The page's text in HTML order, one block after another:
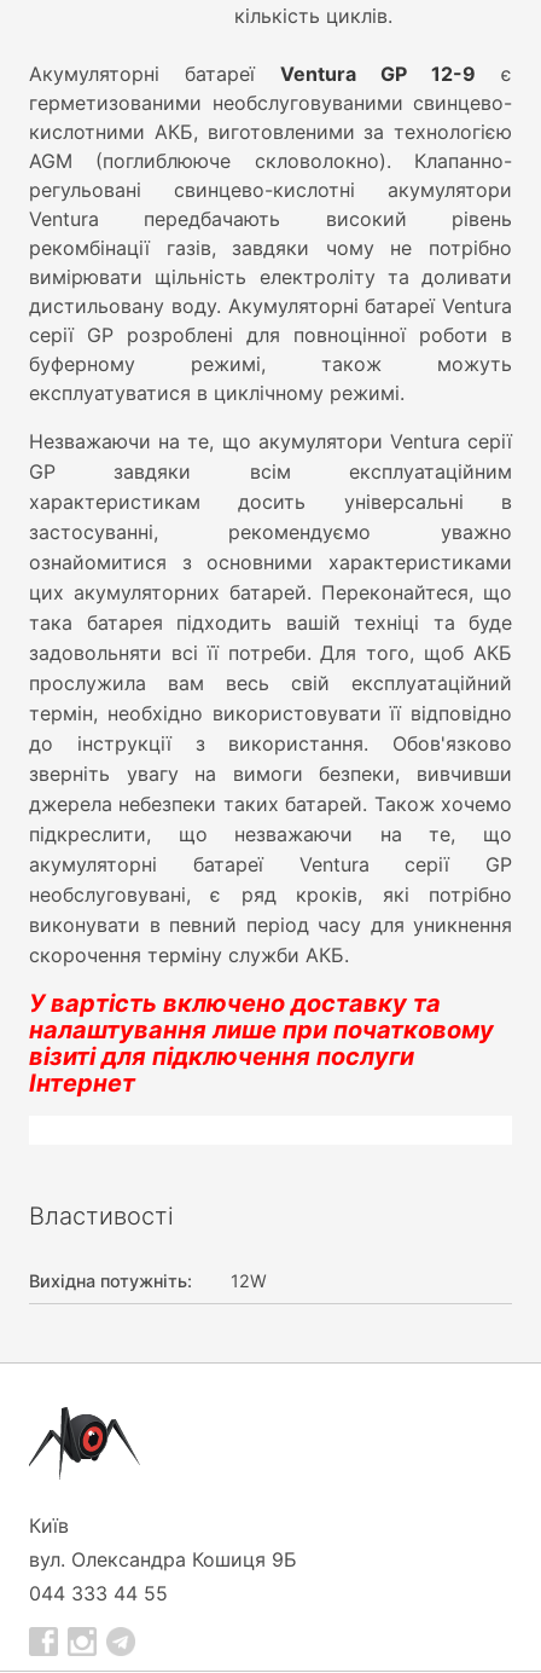
кількість циклів.
Акумуляторні батареї Ventura GP 12-9 є
герметизованими необслуговуваними свинцево-
кислотними АКБ, виготовленими за технологією
AGM (поглиблююче скловолокно). Клапанно-
регульовані свинцево-кислотні акумулятори
Ventura передбачають високий рівень
рекомбінації газів, завдяки чому не потрібно
вимірювати щільність електроліту та доливати
дистильовану воду. Акумуляторні батареї Ventura
серії GP розроблені для повноцінної роботи в
буферному режимі, також можуть
експлуатуватися в циклічному режимі.
Незважаючи на те, що акумулятори Ventura серії
GP завдяки всім експлуатаційним
характеристикам досить універсальні в
застосуванні, рекомендуємо уважно
ознайомитися з основними характеристиками
цих акумуляторних батарей. Переконайтеся, що
така батарея підходить вашій техніці та буде
задовольняти всі її потреби. Для того, щоб АКБ
прослужила вам весь свій експлуатаційний
термін, необхідно використовувати її відповідно
до інструкції з використання. Обов'язково
зверніть увагу на вимоги безпеки, вивчивши
джерела небезпеки таких батарей. Також хочемо
підкреслити, що незважаючи на те, що
акумуляторні батареї Ventura серії GP
необслуговувані, є ряд кроків, які потрібно
виконувати в певний період часу для уникнення
скорочення терміну служби АКБ.
У вартість включено доставку та
налаштування лише при початковому
візиті для підключення послуги
Інтернет
Властивості
Вихідна потужніть: 12W
Київ
вул. Олександра Кошиця 9Б
044 333 44 55